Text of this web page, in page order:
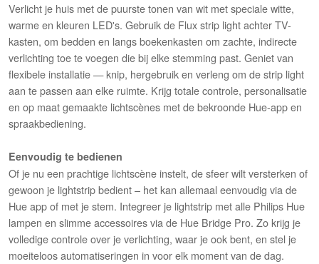
Verlicht je huis met de puurste tonen van wit met speciale witte,
warme en kleuren LED's. Gebruik de Flux strip light achter TV-
kasten, om bedden en langs boekenkasten om zachte, indirecte
verlichting toe te voegen die bij elke stemming past. Geniet van
flexibele installatie — knip, hergebruik en verleng om de strip light
aan te passen aan elke ruimte. Krijg totale controle, personalisatie
en op maat gemaakte lichtscènes met de bekroonde Hue-app en
spraakbediening.
Eenvoudig te bedienen
Of je nu een prachtige lichtscène instelt, de sfeer wilt versterken of
gewoon je lightstrip bedient – het kan allemaal eenvoudig via de
Hue app of met je stem. Integreer je lightstrip met alle Philips Hue
lampen en slimme accessoires via de Hue Bridge Pro. Zo krijg je
volledige controle over je verlichting, waar je ook bent, en stel je
moeiteloos automatiseringen in voor elk moment van de dag.